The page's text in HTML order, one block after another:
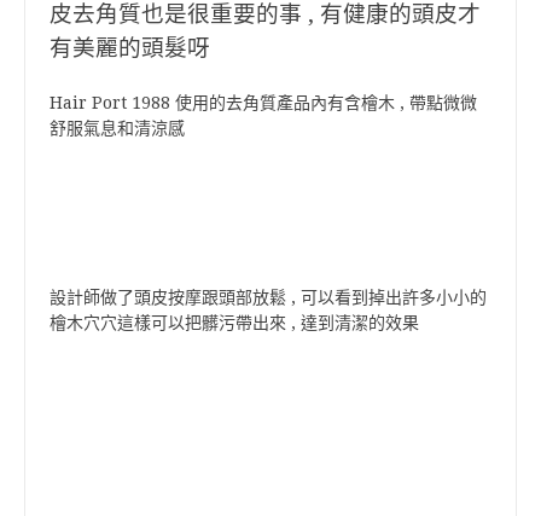
皮去角質也是很重要的事 , 有健康的頭皮才
有美麗的頭髮呀
Hair Port 1988 使用的去角質產品內有含檜木 , 帶點微微
舒服氣息和清涼感
設計師做了頭皮按摩跟頭部放鬆 , 可以看到掉出許多小小的
檜木穴穴這樣可以把髒污帶出來 , 達到清潔的效果